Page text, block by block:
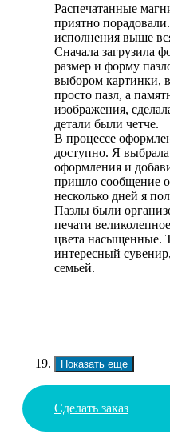
Распечатанные
приятно
исполнения выше
Сначала загрузила
размер и форму
выбором картинки,
просто пазл, а
изображения,
детали были четче.
В процессе
доступно. Я
оформления и
пришло сообщение о
несколько дней я
Пазлы были
печати
цвета насыщенные.
интересный
семьей.
Показать еще
Сделать заказ